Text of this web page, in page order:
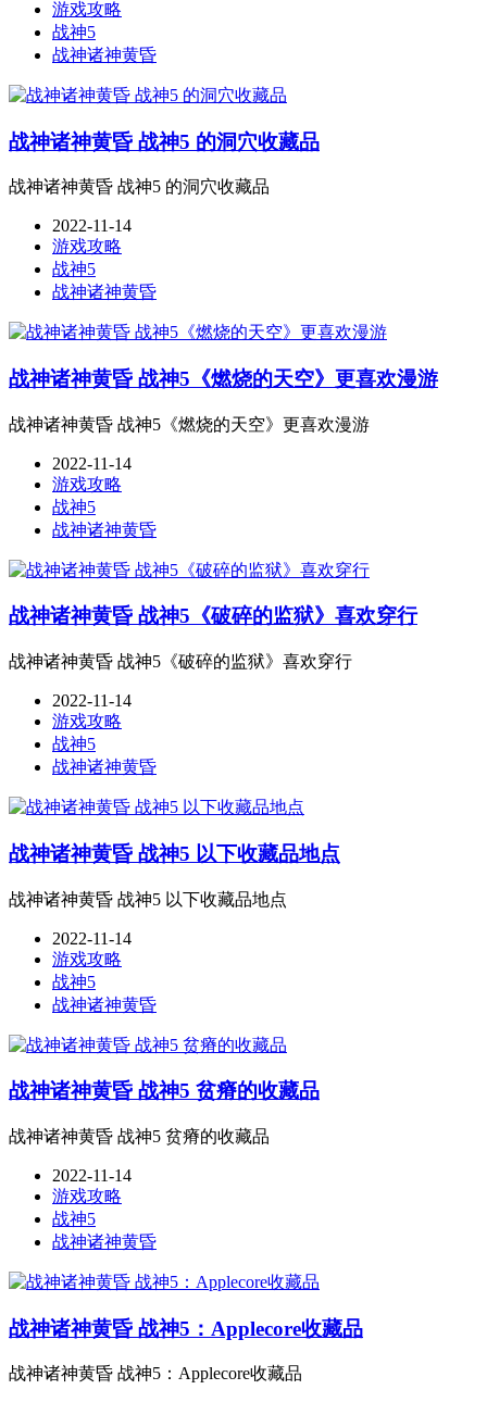
游戏攻略
战神5
战神诸神黄昏
战神诸神黄昏 战神5 的洞穴收藏品
战神诸神黄昏 战神5 的洞穴收藏品
2022-11-14
游戏攻略
战神5
战神诸神黄昏
战神诸神黄昏 战神5《燃烧的天空》更喜欢漫游
战神诸神黄昏 战神5《燃烧的天空》更喜欢漫游
2022-11-14
游戏攻略
战神5
战神诸神黄昏
战神诸神黄昏 战神5《破碎的监狱》喜欢穿行
战神诸神黄昏 战神5《破碎的监狱》喜欢穿行
2022-11-14
游戏攻略
战神5
战神诸神黄昏
战神诸神黄昏 战神5 以下收藏品地点
战神诸神黄昏 战神5 以下收藏品地点
2022-11-14
游戏攻略
战神5
战神诸神黄昏
战神诸神黄昏 战神5 贫瘠的收藏品
战神诸神黄昏 战神5 贫瘠的收藏品
2022-11-14
游戏攻略
战神5
战神诸神黄昏
战神诸神黄昏 战神5：Applecore收藏品
战神诸神黄昏 战神5：Applecore收藏品